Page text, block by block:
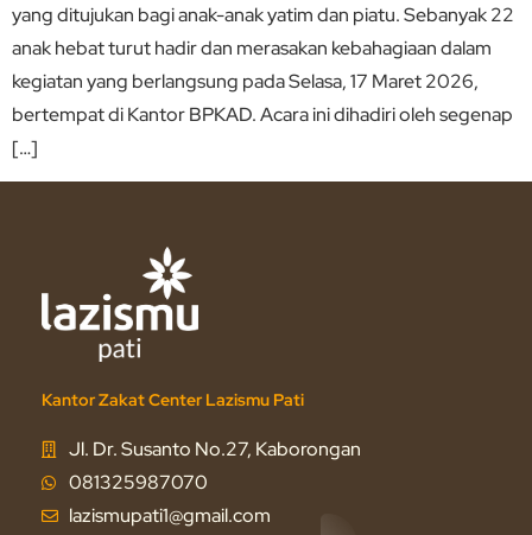
yang ditujukan bagi anak-anak yatim dan piatu. Sebanyak 22
anak hebat turut hadir dan merasakan kebahagiaan dalam
kegiatan yang berlangsung pada Selasa, 17 Maret 2026,
bertempat di Kantor BPKAD. Acara ini dihadiri oleh segenap
[…]
Kantor Zakat Center Lazismu Pati
Jl. Dr. Susanto No.27, Kaborongan
081325987070
lazismupati1@gmail.com